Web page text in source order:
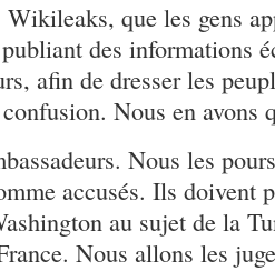
que les gens
des informations
afin de dresser les
Nous en avons
Nous les
accusés. Ils doivent
au sujet de la
Nous allons les